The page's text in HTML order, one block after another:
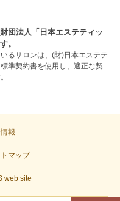
団法人「日本エステティッ
。
るサロンは、(財)日本エステテ
準契約書を使用し、適正な契
報
マップ
web site